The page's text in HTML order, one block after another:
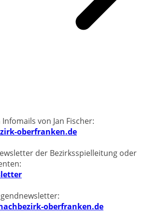
von Jan Fischer:
oberfranken.de
der Bezirksspielleitung oder
oberfranken.de